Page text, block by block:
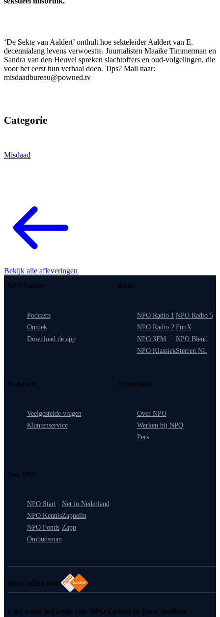
‘De Sekte van Aaldert’ onthult hoe sekteleider Aaldert van E.
decennialang levens verwoestte. Journalisten Maaike Timmerman en
Sandra van den Heuvel spreken slachtoffers en oud-volgelingen, die
voor het eerst hun verhaal doen. Tips? Mail naar:
misdaadbureau@powned.tv
Categorie
Misdaad
Bekijk alle afleveringen
hoor alles met
NPO Luister
Podcasts
Ontdek
Download de app
Radio
NPO Radio 1
NPO Radio 2
NPO 3FM
NPO Klassiek
NPO Radio 5
FunX
NPO Blend
Sterren NL
Praktisch
Veelgestelde vragen
Klantenservice
Organisatie
Over NPO
Werken bij NPO
Pers
Ook NPO
NPO Start
NPO Kennis
NPO Fonds
Ombudsman
Net in Nederland
Zappelin
Zapp
Elke week het beste van NPO Luister in jouw mailbox